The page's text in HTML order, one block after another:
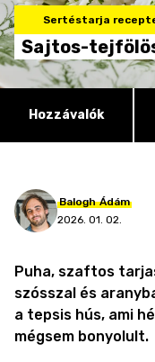
Sertéstarja
Sajtos-
Hozzávalók
Balogh Ádám
2026. 01. 02.
Puha, szaftos
szósszal és
a tepsis hús, ami
mégsem bonyolult.